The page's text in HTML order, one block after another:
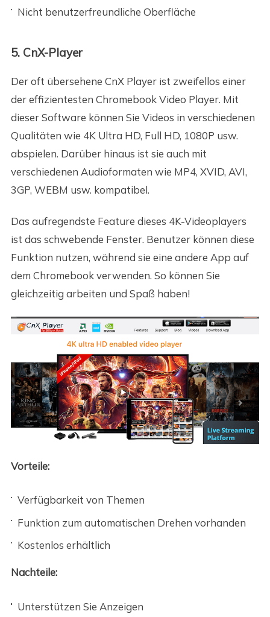
Nicht benutzerfreundliche Oberfläche
5. CnX-Player
Der oft übersehene CnX Player ist zweifellos einer
der effizientesten Chromebook Video Player. Mit
dieser Software können Sie Videos in verschiedenen
Qualitäten wie 4K Ultra HD, Full HD, 1080P usw.
abspielen. Darüber hinaus ist sie auch mit
verschiedenen Audioformaten wie MP4, XVID, AVI,
3GP, WEBM usw. kompatibel.
Das aufregendste Feature dieses 4K-Videoplayers
ist das schwebende Fenster. Benutzer können diese
Funktion nutzen, während sie eine andere App auf
dem Chromebook verwenden. So können Sie
gleichzeitig arbeiten und Spaß haben!
Vorteile:
Verfügbarkeit von Themen
Funktion zum automatischen Drehen vorhanden
Kostenlos erhältlich
Nachteile:
Unterstützen Sie Anzeigen